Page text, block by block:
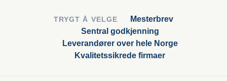
TRYGT Å VELGE
Mesterbrev
Sentral godkjenning
Leverandører over hele Norge
Kvalitetssikrede firmaer